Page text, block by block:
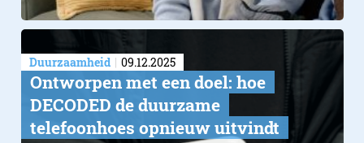
Duurzaamheid 09.12.2025
Ontworpen met een doel: hoe
DECODED de duurzame
telefoonhoes opnieuw uitvindt